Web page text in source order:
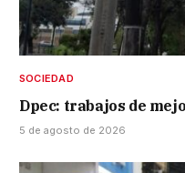
SOCIEDAD
Dpec: trabajos de
5 de agosto de 2026